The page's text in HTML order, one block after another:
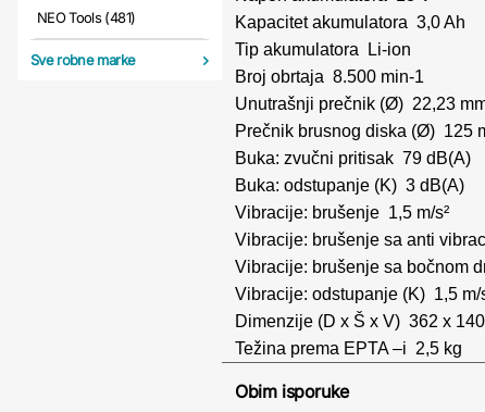
NEO Tools (481)
Sve robne marke
Kapacitet akumulatora 3,0 Ah
Tip akumulatora Li-ion
Broj obrtaja 8.500 min-1
Unutrašnji prečnik (Ø) 22,23
Prečnik brusnog diska (Ø) 125
Buka: zvučni pritisak 79 dB(A)
Buka: odstupanje (K) 3 dB(A)
Vibracije: brušenje 1,5 m/s²
Vibracije: brušenje sa anti
Vibracije: brušenje sa bočnom
Vibracije: odstupanje (K) 1,5 m/
Dimenzije (D x Š x V) 362 x
Težina prema EPTA –i 2,5 kg
Obim isporuke